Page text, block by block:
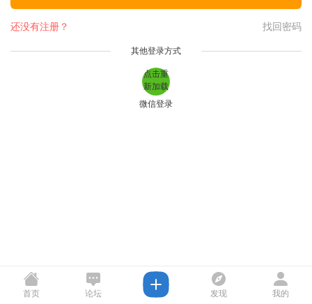
找回密码
还没有注册？
其他登录方式
点击重
新加载
微信登录
首页 论坛 发现 我的